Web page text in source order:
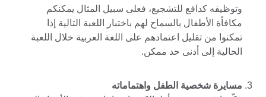
وتوظيفه كدافع للتشجيع، فعلى سبيل المثال يمكنكم
مكافأة الأطفال بالسماح لهم باختبار اللعبة التالية إذا
تمكنوا من تقليل اعتمادهم على اللغة العربية خلال اللعبة
الحالية إلى أدنى حد ممكن.
مسايرة شخصية الطفل واهتماماته